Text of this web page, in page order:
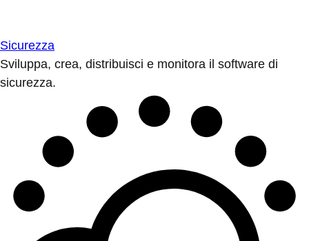
Sicurezza
Sviluppa, crea, distribuisci e monitora il software di
sicurezza.